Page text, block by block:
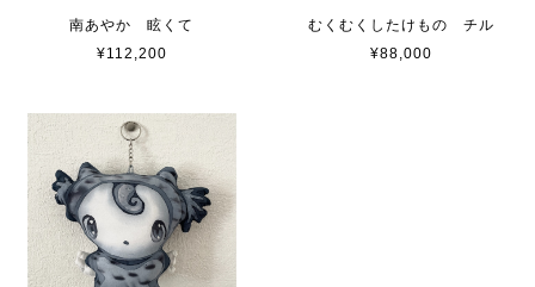
南あやか 眩くて
¥112,200
むくむくしたけもの チル
¥88,000